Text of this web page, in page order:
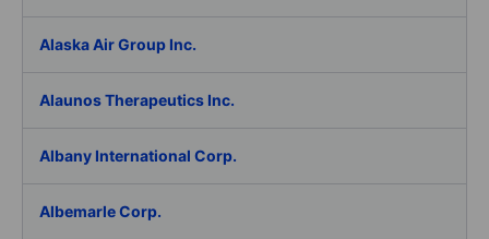
Alaska Air Group Inc.
Alaunos Therapeutics Inc.
Albany International Corp.
Albemarle Corp.